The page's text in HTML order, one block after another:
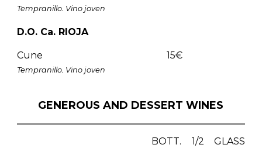
Tempranillo. Vino joven
D.O. Ca. RIOJA
Cune
Tempranillo. Vino joven
15€
GENEROUS AND DESSERT WINES
BOTT. 1/2 GLASS